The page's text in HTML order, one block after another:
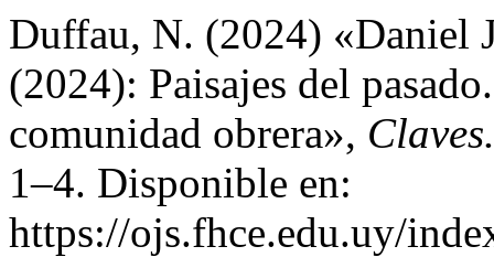
Duffau, N. (2024) «Daniel
(2024): Paisajes del
comunidad obrera»,
1–4. Disponible en:
https://ojs.fhce.edu.uy/